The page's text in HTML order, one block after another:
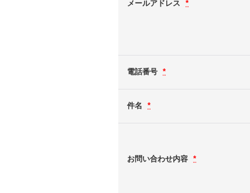
メールアドレス *
電話番号 *
件名 *
お問い合わせ内容 *